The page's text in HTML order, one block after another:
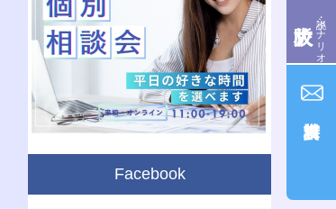
Facebook
小説・シナリオ学科